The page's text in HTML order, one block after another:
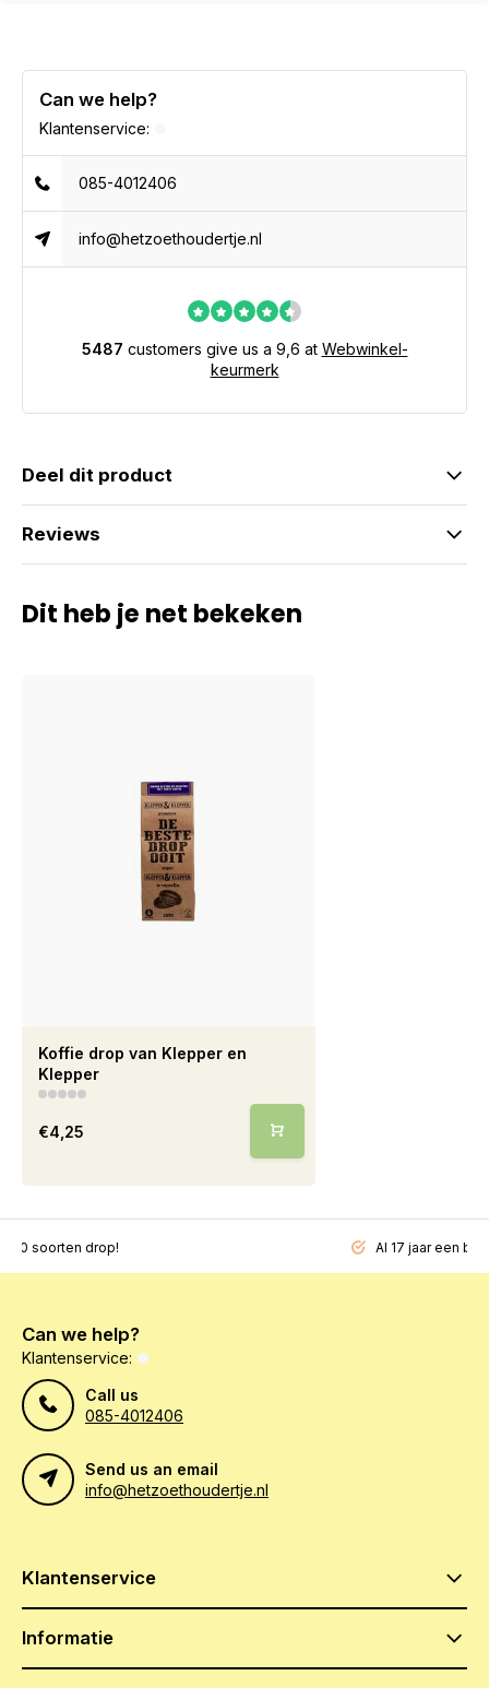
Can we help?
Klantenservice:
085-4012406
info@hetzoethoudertje.nl
5487 customers give us a 9,6 at Webwinkel-
keurmerk
Deel dit product
Reviews
Dit heb je net bekeken
Koffie drop van Klepper en
Klepper
€4,25
soorten drop! Al 17 jaar een
Can we help?
Klantenservice:
Call us
085-4012406
Send us an email
info@hetzoethoudertje.nl
Klantenservice
Informatie